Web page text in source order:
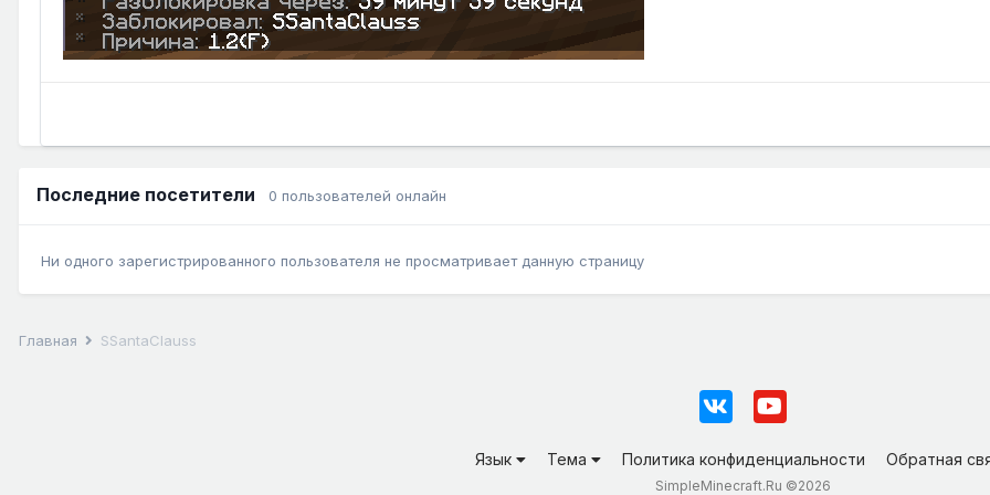
Последние посетители 0 пользователей онлайн
Ни одного зарегистрированного пользователя не просматривает данную страницу
Главная SSantaClauss
Язык Тема Политика конфиденциальности Обратная
SimpleMinecraft.Ru ©2026